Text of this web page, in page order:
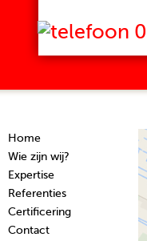
Home
Wie zijn wij?
Expertise
Referenties
Certificering
Contact